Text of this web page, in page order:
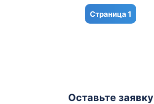
1
Оставьте заявку